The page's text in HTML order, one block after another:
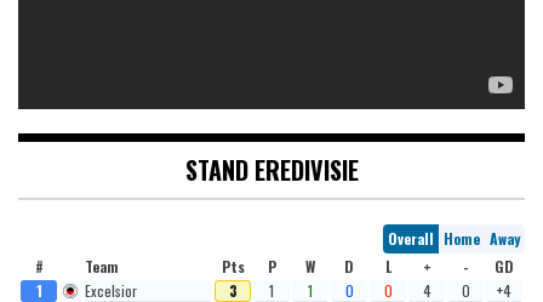
STAND EREDIVISIE
Overall Home Away
#
Team Pts P W D L + -
GD
1
Excelsior 3 1 1 0 0 4 0
+4